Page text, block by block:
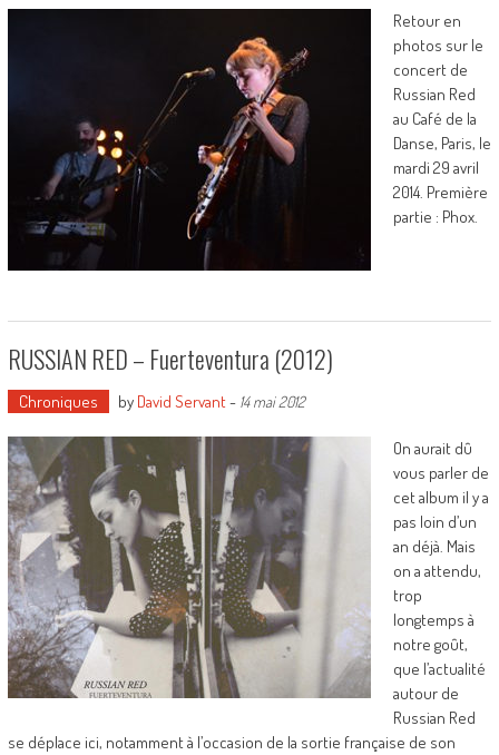
Retour en
photos sur le
concert de
Russian Red
au Café de la
Danse, Paris, le
mardi 29 avril
2014. Première
partie : Phox.
RUSSIAN RED – Fuerteventura (2012)
Chroniques by David Servant- 14 mai 2012
On aurait dû
vous parler de
cet album il y a
pas loin d’un
an déjà. Mais
on a attendu,
trop
longtemps à
notre goût,
que l’actualité
autour de
Russian Red
se déplace ici, notamment à l’occasion de la sortie française de son